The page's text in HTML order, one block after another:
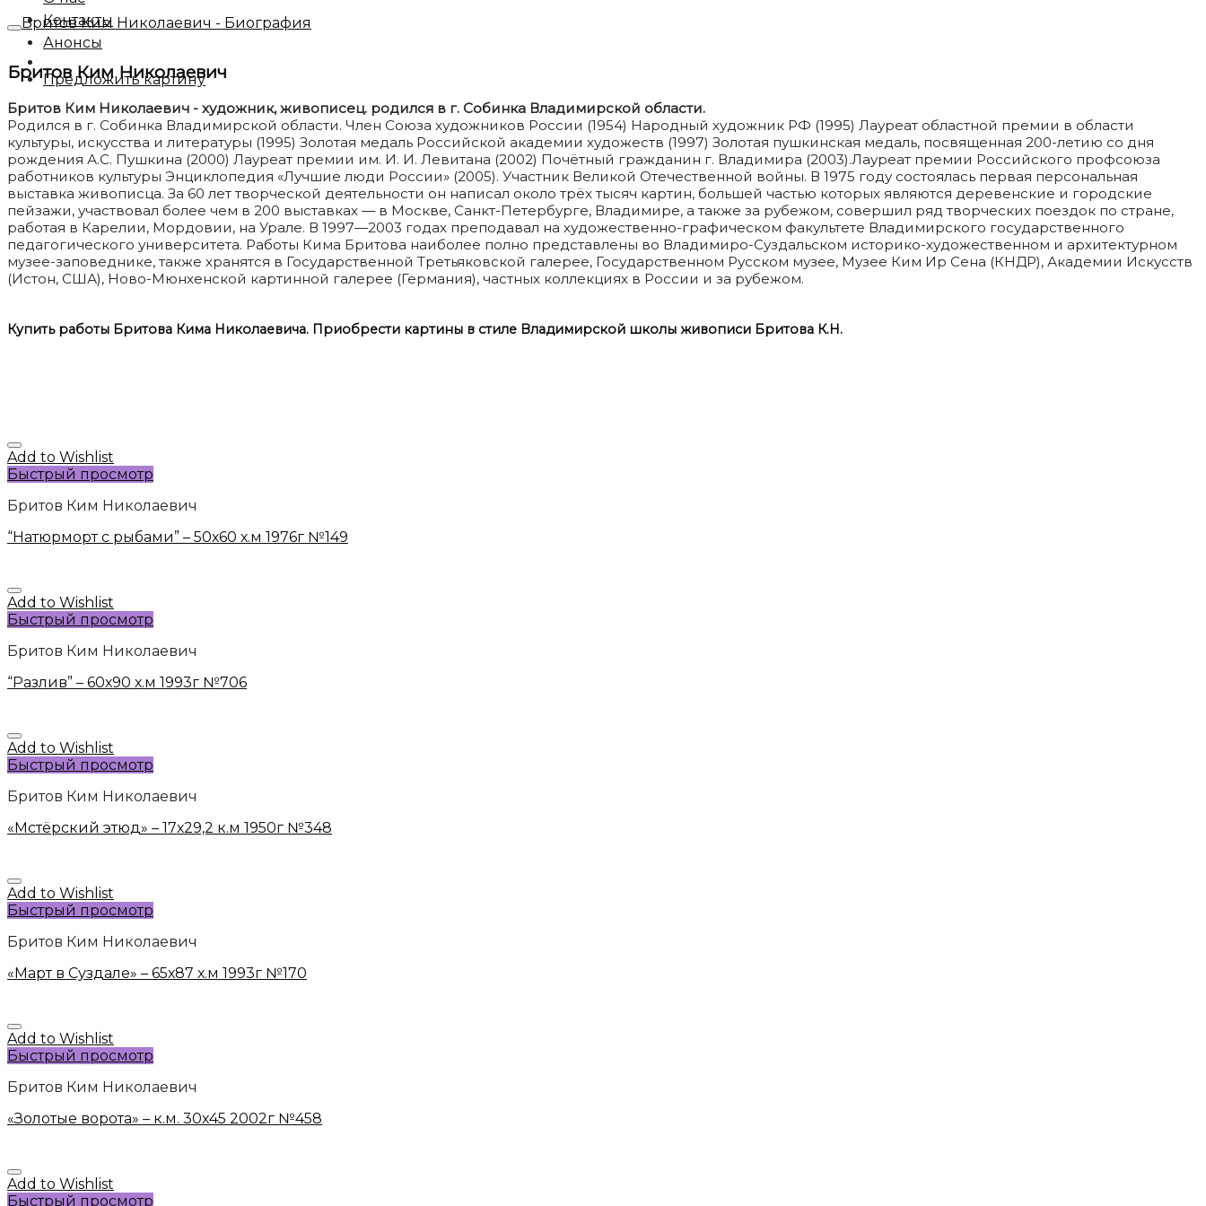
Контакты
Анонсы
Предложить картину
Бритов Ким Николаевич - Биография
Бритов Ким Николаевич
Бритов Ким Николаевич - художник, живописец. родился в г. Собинка Владимирской области.
Родился в г. Собинка Владимирской области. Член Союза художников России (1954) Народный художник РФ (1995) Лауреат областной премии в области
культуры, искусства и литературы (1995) Золотая медаль Российской академии художеств (1997) Золотая пушкинская медаль, посвященная 200-летию со дня
рождения А.С. Пушкина (2000) Лауреат премии им. И. И. Левитана (2002) Почётный гражданин г. Владимира (2003).Лауреат премии Российского профсоюза
работников культуры Энциклопедия «Лучшие люди России» (2005). Участник Великой Отечественной войны. В 1975 году состоялась первая персональная
выставка живописца. За 60 лет творческой деятельности он написал около трёх тысяч картин, большей частью которых являются деревенские и городские
пейзажи, участвовал более чем в 200 выставках — в Москве, Санкт-Петербурге, Владимире, а также за рубежом, совершил ряд творческих поездок по стране,
работая в Карелии, Мордовии, на Урале. В 1997—2003 годах преподавал на художественно-графическом факультете Владимирского государственного
педагогического университета. Работы Кима Бритова наиболее полно представлены во Владимиро-Суздальском историко-художественном и архитектурном
музее-заповеднике, также хранятся в Государственной Третьяковской галерее, Государственном Русском музее, Музее Ким Ир Сена (КНДР), Академии Искусств
(Истон, США), Ново-Мюнхенской картинной галерее (Германия), частных коллекциях в России и за рубежом.
Купить работы Бритова Кима Николаевича. Приобрести картины в стиле Владимирской школы живописи Бритова К.Н.
Add to Wishlist
Быстрый просмотр
Бритов Ким Николаевич
“Натюрморт с рыбами” – 50х60 х.м 1976г №149
Add to Wishlist
Быстрый просмотр
Бритов Ким Николаевич
“Разлив” – 60х90 х.м 1993г №706
Add to Wishlist
Быстрый просмотр
Бритов Ким Николаевич
«Мстёрский этюд» – 17х29,2 к.м 1950г №348
Add to Wishlist
Быстрый просмотр
Бритов Ким Николаевич
«Март в Суздале» – 65х87 х.м 1993г №170
Add to Wishlist
Быстрый просмотр
Бритов Ким Николаевич
«Золотые ворота» – к.м. 30х45 2002г №458
Add to Wishlist
Быстрый просмотр